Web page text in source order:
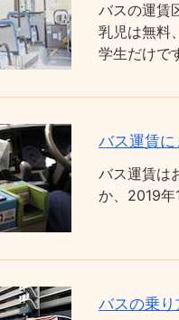
バスの運賃
乳児は無料
学生だけで
バス運賃に
バス運賃は
か、2019年
バスの乗